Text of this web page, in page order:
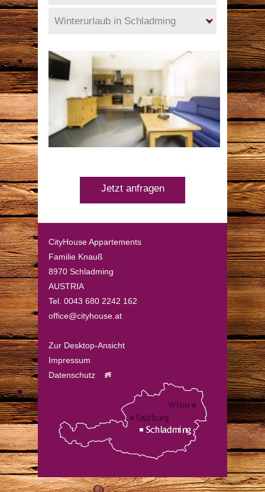
Winterurlaub in Schladming
Jetzt anfragen
CityHouse Appartements
Familie Knauß
8970 Schladming
AUSTRIA
Tel. 0043 680 2242 162
office@cityhouse.at
Zur Desktop-Ansicht
Impressum
Datenschutz